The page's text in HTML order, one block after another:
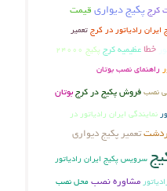
کرجپکیج دیواری قیمت
ایران رادیاتور در کرجتعمیر
خطا عظیمیه کرج پکیج 24000
راهنمای نصب بوتان
نصبفروش پکیج در کرجبوتان
نمایندگی ایران رادیاتور در
تعمیر پکیج دیواری
سرویس پکیج ایران رادیاتور
مشاوره نصبمحل نصب